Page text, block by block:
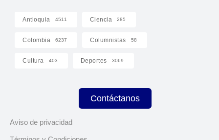
Antioquia 4511 Ciencia 285
Colombia 6237 Columnistas 58
Cultura 403 Deportes 3069
Contáctanos
Aviso de privacidad